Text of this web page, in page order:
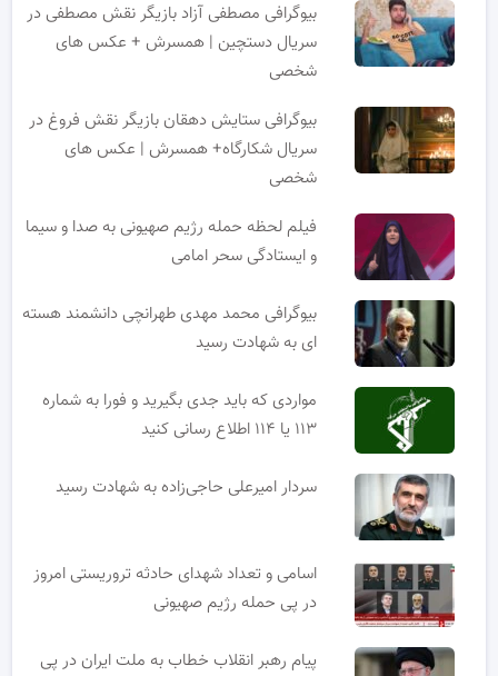
بیوگرافی مصطفی آزاد بازیگر نقش مصطفی در
سریال دستچین | همسرش + عکس های
شخصی
بیوگرافی ستایش دهقان بازیگر نقش فروغ در
سریال شکارگاه+ همسرش | عکس های
شخصی
فیلم لحظه حمله رژیم صهیونی به صدا و سیما
و ایستادگی سحر امامی
بیوگرافی محمد مهدی طهرانچی دانشمند هسته
ای به شهادت رسید
مواردی که باید جدی بگیرید و فورا به شماره
۱۱۳ یا ۱۱۴ اطلاع رسانی کنید
سردار امیرعلی حاجی‌زاده به شهادت رسید
اسامی و تعداد شهدای حادثه تروریستی امروز
در پی حمله رژیم صهیونی
پیام رهبر انقلاب خطاب به ملت ایران در پی